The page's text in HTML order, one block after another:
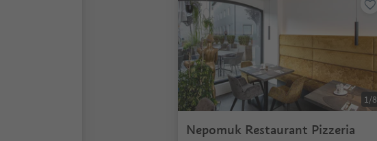
1/8
Nepomuk Restaurant Pizzeria